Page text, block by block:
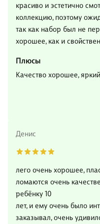
красиво и эстетично
коллекцию, поэтому
так как набор был не
хорошее, как и
Плюсы
Качество хорошее,
Денис
лего очень хорошее,
ломаются очень
ребёнку 10
лет, и ему очень было
заказывал, очень